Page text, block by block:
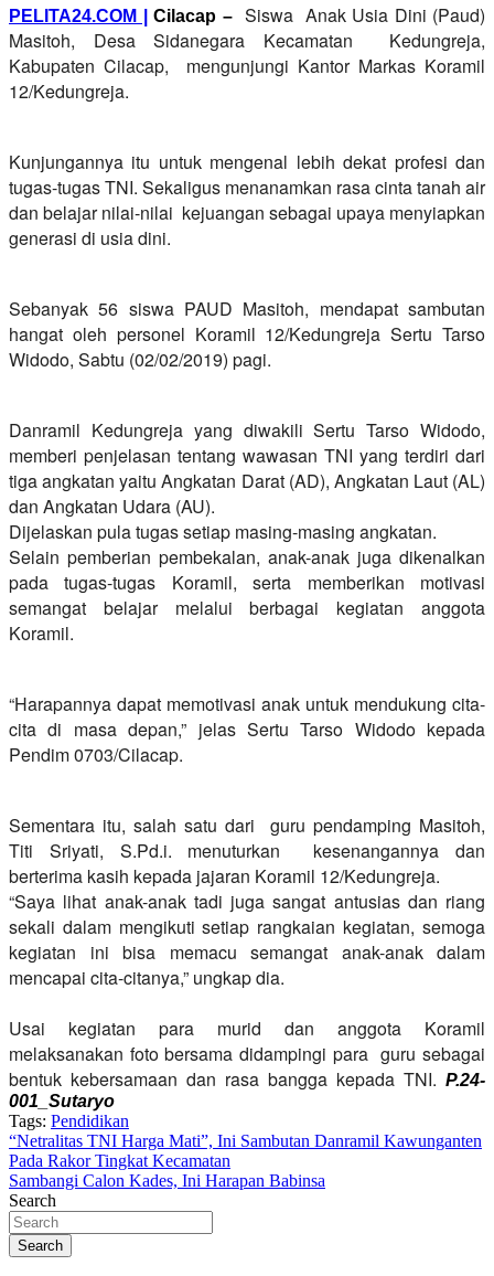
PELITA24.COM | Cilacap –
Siswa Anak Usia Dini (Paud)
Masitoh, Desa Sidanegara Kecamatan Kedungreja,
Kabupaten Cilacap, mengunjungi Kantor Markas Koramil
12/Kedungreja.
Kunjungannya itu untuk mengenal lebih dekat profesi dan
tugas-tugas TNI. Sekaligus menanamkan rasa cinta tanah air
dan belajar nilai-nilai kejuangan sebagai upaya menyiapkan
generasi di usia dini.
Sebanyak 56 siswa PAUD Masitoh, mendapat sambutan
hangat oleh personel Koramil 12/Kedungreja Sertu Tarso
Widodo, Sabtu (02/02/2019) pagi.
Danramil Kedungreja yang diwakili Sertu Tarso Widodo,
memberi penjelasan tentang wawasan TNI yang terdiri dari
tiga angkatan yaitu Angkatan Darat (AD), Angkatan Laut (AL)
dan Angkatan Udara (AU).
Dijelaskan pula tugas setiap masing-masing angkatan.
Selain pemberian pembekalan, anak-anak juga dikenalkan
pada tugas-tugas Koramil, serta memberikan motivasi
semangat belajar melalui berbagai kegiatan anggota
Koramil.
“Harapannya dapat memotivasi anak untuk mendukung cita-
cita di masa depan,” jelas Sertu Tarso Widodo kepada
Pendim 0703/Cilacap.
Sementara itu, salah satu dari guru pendamping Masitoh,
Titi Sriyati, S.Pd.i. menuturkan kesenangannya dan
berterima kasih kepada jajaran Koramil 12/Kedungreja.
“Saya lihat anak-anak tadi juga sangat antusias dan riang
sekali dalam mengikuti setiap rangkaian kegiatan, semoga
kegiatan ini bisa memacu semangat anak-anak dalam
mencapai cita-citanya,” ungkap dia.
Usai kegiatan para murid dan anggota Koramil
melaksanakan foto bersama didampingi para guru sebagai
bentuk kebersamaan dan rasa bangga kepada TNI. P.24-
001_Sutaryo
Tags: Pendidikan
Navigasi
pos
“Netralitas TNI Harga Mati”, Ini Sambutan Danramil Kawunganten
Pada Rakor Tingkat Kecamatan
Sambangi Calon Kades, Ini Harapan Babinsa
Search
Search